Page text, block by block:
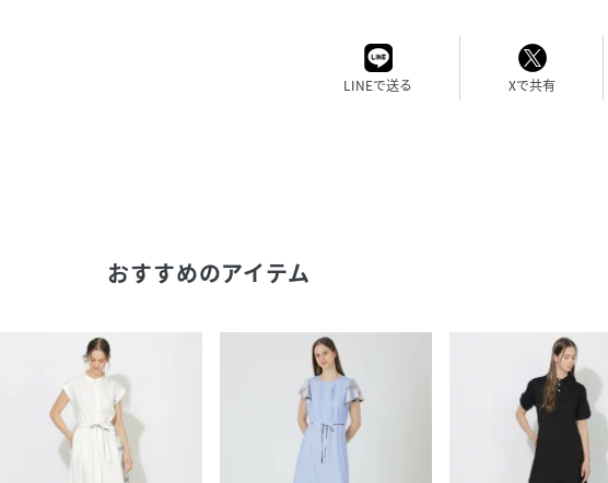
LINEで送る Xで共有
おすすめのアイテム